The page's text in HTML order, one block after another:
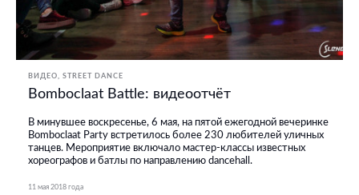
ВИДЕО STREET DANCE
Bomboclaat Battle: видеоотчёт
В минувшее воскресенье, 6 мая, на пятой ежегодной вечеринке
Bomboclaat Party встретилось более 230 любителей уличных
танцев. Мероприятие включало мастер-классы известных
хореографов и батлы по направлению dancehall.
11 мая 2018 года